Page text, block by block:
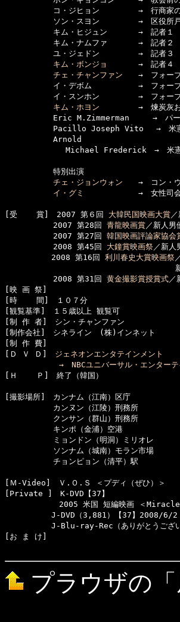
コ・ジヒョン　　　　　→　行商家の
ソン・スヨン　　　　　→　区役所戸
キム・ヒジュン　　　　→　記者１
キム・ナムファ　　　　→　記者２
ユ・ジェドン　　　　　→　記者３
キム・ボンジョ
→　記者４
チェ・チャンファン →　フォーブ
イ・デボム　　　　　　→　フォーブラ
イ・スンホン　　　　　→　フォーブラ
キム・ホヨン →　煉炭灰お
Eric M.Zimmerman　　　→　パーテ
Pacillo Joseph Vito　 →　米憲
Arnold
　　　　　　 Michael Frederick　→　米
特別出演
チェ・ジョンウォン →　コン・ウ
イ・グミ
→　女性司会者
[受    賞]　2007 第６回 大韓民国映画大賞
  　　　　　2007 第28回
青龍映画賞／新人男
  　　　　　2007 第27回
韓国映画評論家協会
  　　　　　2008 第45回
大鐘賞映画祭／新人
2008 第16回 利川春史大賞映画祭
新人男優
  　　　　　2008 第31回
黄金撮影賞授賞式／
[映 画 祭]
[時    間]　１０７分
[観覧基準]　１５歳以上 観覧可
[制 作 者]　シン・チャンファン
[制作会社]　シネライン　(株)インネット
[制 作 費]
[Ｄ Ｖ Ｄ] ジェネオンエンタテインメント
→ NBCユニバーサル・エンター
[Ｈ    Ｐ]　終了（韓国）
[撮影場所]　カンナム（江南）区庁
  　　　　　カンヌン（江陵）刑務所
  　　　　　クンサン（群山）刑務所
  　　　　　キンポ（金浦）空港
  　　　　　ミョンドン（明洞）ミリオレ
  　　　　　ソンナム（城南）モラン市場
  　　　　　チョンピョン（清平）駅
[Ｍ-Video]　Ｖ.Ｏ.Ｓ ＜プディ（ぜひ）＞
[Private ]　K-DVD【37】
2005 米国 短編映画 ＜Miracle
J-DVD（3,881）【37】2008/6/2 　
J-Blu-ray-Rec（ありがとうございま
[お ま け]
プラウザの